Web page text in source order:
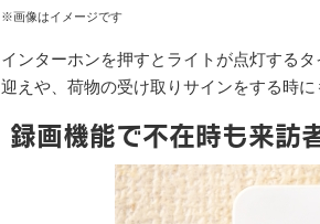
※画像はイメージです
インターホンを押すとライトが点灯する
迎えや、荷物の受け取りサインをする時
録画機能で不在時も来訪